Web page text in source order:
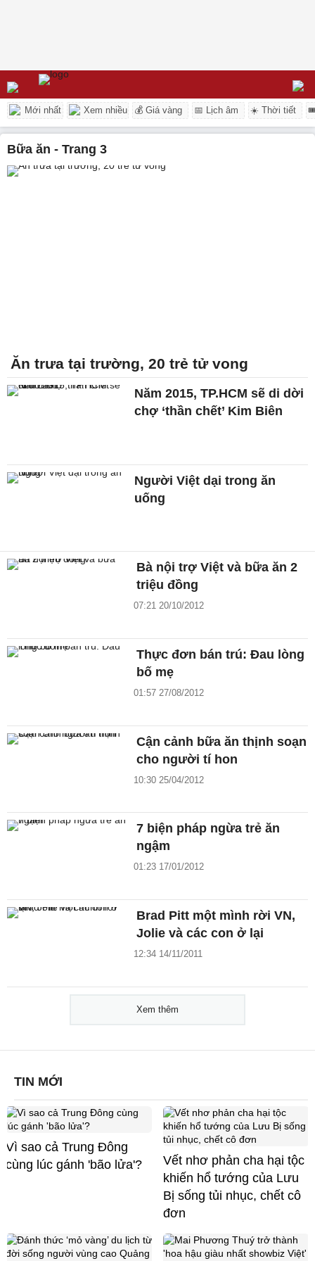
Mới nhất Xem nhiều 💰 Giá vàng 📅 Lịch âm ☀️ Thời tiết
bữa ăn - Trang 3
Ăn trưa tại trường, 20 trẻ tử vong
Năm 2015, TP.HCM sẽ di dời
chợ ‘thần chết’ Kim Biên
Người Việt dại trong ăn
uống
Bà nội trợ Việt và bữa ăn 2
triệu đồng
07:21 20/10/2012
Thực đơn bán trú: Đau lòng
bố mẹ
01:57 27/08/2012
Cận cảnh bữa ăn thịnh soạn
cho người tí hon
10:30 25/04/2012
7 biện pháp ngừa trẻ ăn
ngậm
01:23 17/01/2012
Brad Pitt một mình rời VN,
Jolie và các con ở lại
12:34 14/11/2011
Xem thêm
TIN MỚI
Vì sao cả Trung Đông
cùng lúc gánh 'bão lửa'?
Vết nhơ phản cha hại tộc
khiến hổ tướng của Lưu
Bị sống tủi nhục, chết cô
đơn